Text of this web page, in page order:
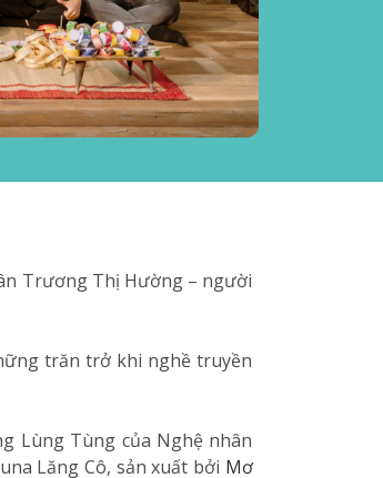
Trương Thị Hường – người
trăn trở khi nghề truyền
Lùng Tùng của Nghệ nhân
Lăng Cô, sản xuất bởi Mơ